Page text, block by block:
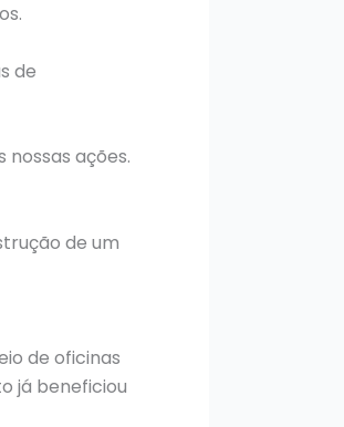
de
ações.
de um
de oficinas
já beneficiou